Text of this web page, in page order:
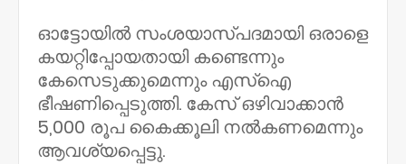
ഓട്ടോയില്‍ സംശയാസ്പദമായി ഒരാളെ
കയറ്റിപ്പോയതായി കണ്ടെന്നും
കേസെടുക്കുമെന്നും എസ്‌ഐ
ഭീഷണിപ്പെടുത്തി. കേസ് ഒഴിവാക്കാന്‍
5,000 രൂപ കൈക്കൂലി നല്‍കണമെന്നും
ആവശ്യപ്പെട്ടു.